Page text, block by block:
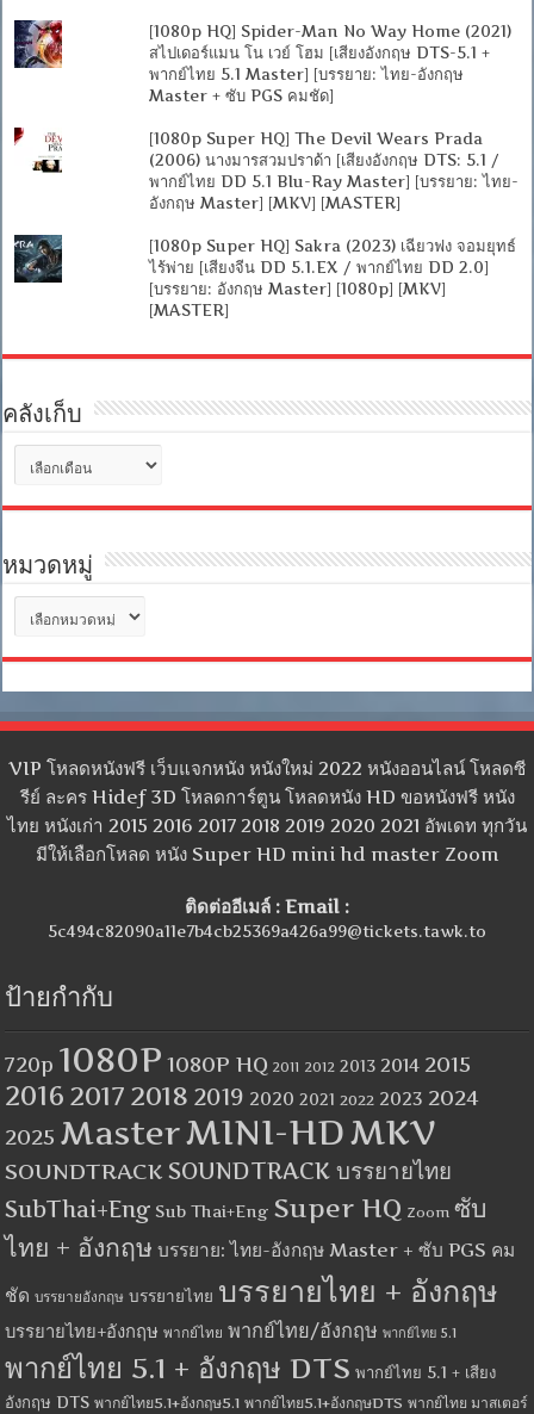
[1080p HQ] Spider-Man No Way Home (2021)
สไปเดอร์แมน โน เวย์ โฮม [เสียงอังกฤษ DTS-5.1 +
พากย์ไทย 5.1 Master] [บรรยาย: ไทย-อังกฤษ
Master + ซับ PGS คมชัด]
[1080p Super HQ] The Devil Wears Prada
(2006) นางมารสวมปราด้า [เสียงอังกฤษ DTS: 5.1 /
พากย์ไทย DD 5.1 Blu-Ray Master] [บรรยาย: ไทย-
อังกฤษ Master] [MKV] [MASTER]
[1080p Super HQ] Sakra (2023) เฉียวฟง จอมยุทธ์
ไร้พ่าย [เสียงจีน DD 5.1.EX / พากย์ไทย DD 2.0]
[บรรยาย: อังกฤษ Master] [1080p] [MKV]
[MASTER]
คลังเก็บ
เก็บ
หมวดหมู่
หมู่
VIP โหลดหนังฟรี เว็บแจกหนัง หนังใหม่ 2022 หนังออนไลน์ โหลดซี
รีย์ ละคร Hidef 3D โหลดการ์ตูน โหลดหนัง HD ขอหนังฟรี หนัง
ไทย หนังเก่า 2015 2016 2017 2018 2019 2020 2021 อัพเดท ทุกวัน
มีให้เลือกโหลด หนัง Super HD mini hd master Zoom
ติดต่ออีเมล์ : Email :
5c494c82090a11e7b4cb25369a426a99@tickets.tawk.to
ป้ายกำกับ
720p 1080P 1080P HQ 2011 2012 2013 2014 2015
2016 2017 2018 2019 2020 2021 2022 2023 2024
2025 MasterMINI-HDMKV
SOUNDTRACK SOUNDTRACK บรรยายไทย
SubThai+Eng Sub Thai+Eng Super HQ Zoom ซับ
ไทย + อังกฤษ บรรยาย: ไทย-อังกฤษ Master + ซับ PGS คม
ชัด บรรยายอังกฤษ บรรยายไทย บรรยายไทย + อังกฤษ
บรรยายไทย+อังกฤษ พากย์ไทย พากย์ไทย/อังกฤษ พากย์ไทย 5.1
พากย์ไทย 5.1 + อังกฤษ DTS พากย์ไทย 5.1 + เสียง
อังกฤษ DTS พากย์ไทย5.1+อังกฤษ5.1 พากย์ไทย5.1+อังกฤษDTS พากย์ไทย มาสเตอร์